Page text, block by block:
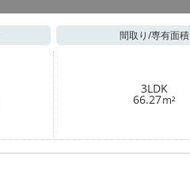
間取り/専有面積
3LDK
66.27m²